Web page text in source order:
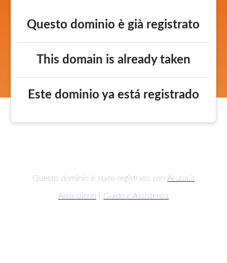
Questo dominio è già registrato
This domain is already taken
Este dominio ya está registrado
Questo dominio è stato registrato con Aruba.it
Area clienti Guide e Assistenza